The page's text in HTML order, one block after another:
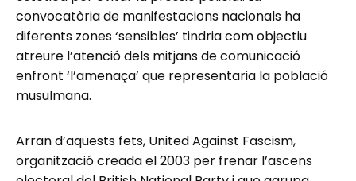
convocatòria de manifestacions nacionals ha
diferents zones ‘sensibles’ tindria com objectiu
atreure l’atenció dels mitjans de comunicació
enfront ‘l’amenaça’ que representaria la població
musulmana.
Arran d’aquests fets, United Against Fascism,
organització creada el 2003 per frenar l’ascens